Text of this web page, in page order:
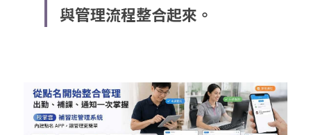
與管理流程整合起來。